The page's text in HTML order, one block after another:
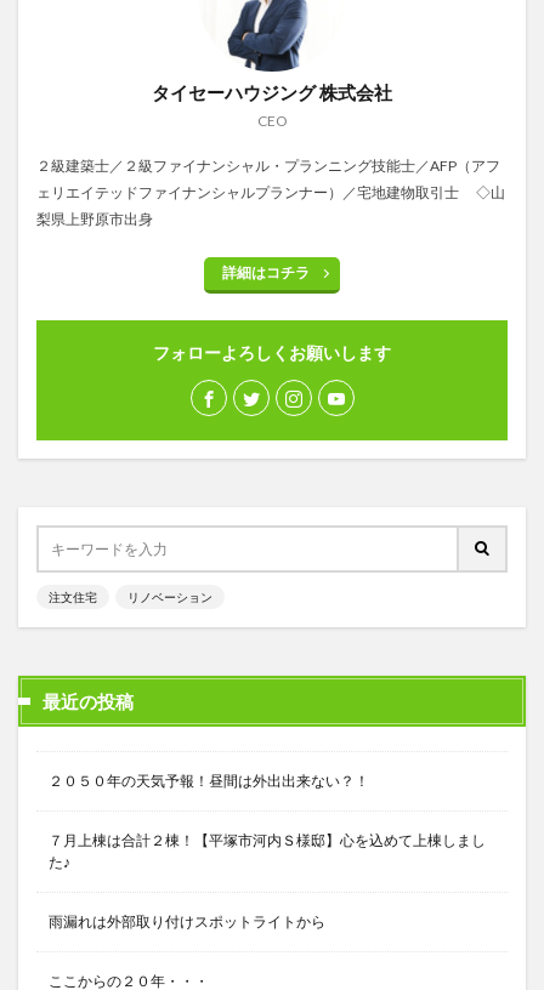
タイセーハウジング 株式会社
CEO
２級建築士／２級ファイナンシャル・プランニング技能士／AFP（アフ
ェリエイテッドファイナンシャルプランナー）／宅地建物取引士 ◇山
梨県上野原市出身
詳細はコチラ
フォローよろしくお願いします
注文住宅 リノベーション
最近の投稿
２０５０年の天気予報！昼間は外出出来ない？！
７月上棟は合計２棟！【平塚市河内Ｓ様邸】心を込めて上棟しまし
た♪
雨漏れは外部取り付けスポットライトから
ここからの２０年・・・